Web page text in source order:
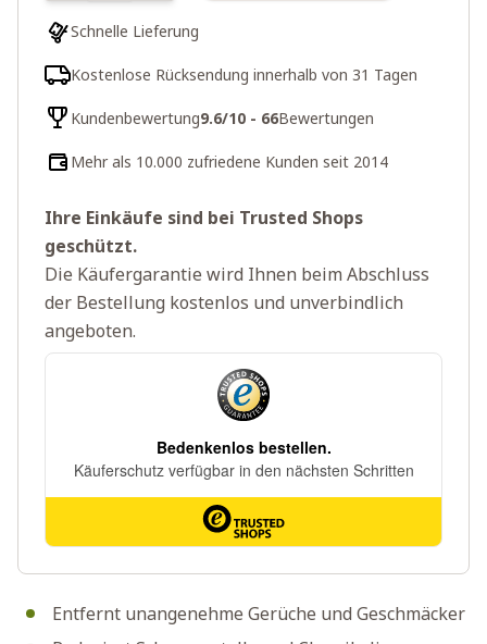
Entfernt unangenehme Gerüche und Geschmäcker
Schnelle Lieferung
Kostenlose Rücksendung innerhalb von 31 Tagen
Kundenbewertung9.6/10 - 66Bewertungen
Mehr als 10.000 zufriedene Kunden seit 2014
Ihre Einkäufe sind bei Trusted Shops
geschützt.
Die Käufergarantie wird Ihnen beim Abschluss
der Bestellung kostenlos und unverbindlich
angeboten.